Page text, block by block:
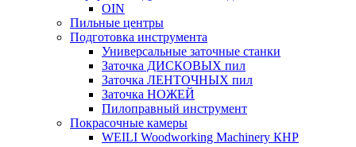
OIN
Пильные центры
Подготовка инструмента
Универсальные заточные станки
Заточка ДИСКОВЫХ пил
Заточка ЛЕНТОЧНЫХ пил
Заточка НОЖЕЙ
Пилоправный инструмент
Покрасочные камеры
WEILI Woodworking Machinery КНР